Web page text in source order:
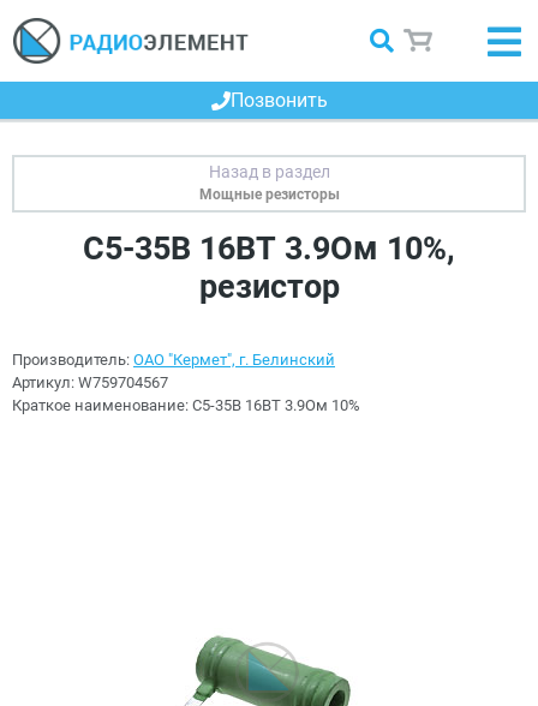
Позвонить
Мощные резисторы
С5-35В 16ВТ 3.9Ом 10%,
резистор
Производитель: ОАО "Кермет", г. Белинский
Артикул: W759704567
Краткое наименование: С5-35В 16ВТ 3.9Ом 10%